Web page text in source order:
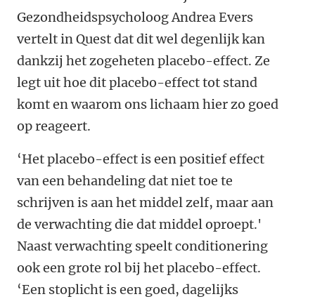
Gezondheidspsycholoog Andrea Evers
vertelt in Quest dat dit wel degenlijk kan
dankzij het zogeheten placebo-effect. Ze
legt uit hoe dit placebo-effect tot stand
komt en waarom ons lichaam hier zo goed
op reageert.
‘Het placebo-effect is een positief effect
van een behandeling dat niet toe te
schrijven is aan het middel zelf, maar aan
de verwachting die dat middel oproept.'
Naast verwachting speelt conditionering
ook een grote rol bij het placebo-effect.
‘Een stoplicht is een goed, dagelijks